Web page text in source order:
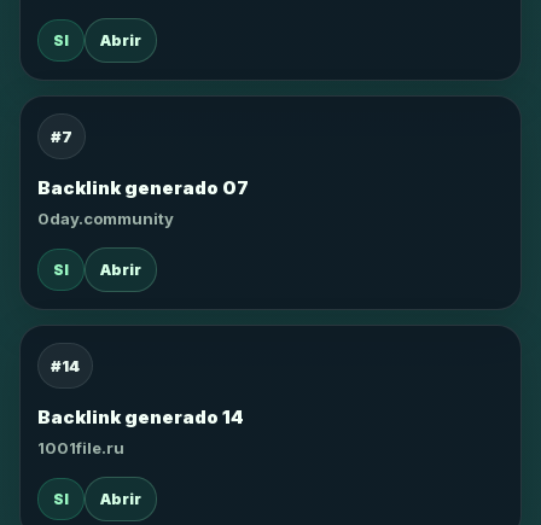
SI Abrir
#7
Backlink generado 07
0day.community
SI Abrir
#14
Backlink generado 14
1001file.ru
SI Abrir